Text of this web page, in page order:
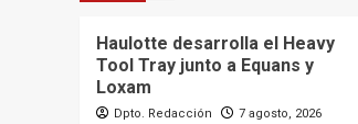
Haulotte desarrolla el Heavy
Tool Tray junto a Equans y
Loxam
Dpto. Redacción
7 agosto, 2026